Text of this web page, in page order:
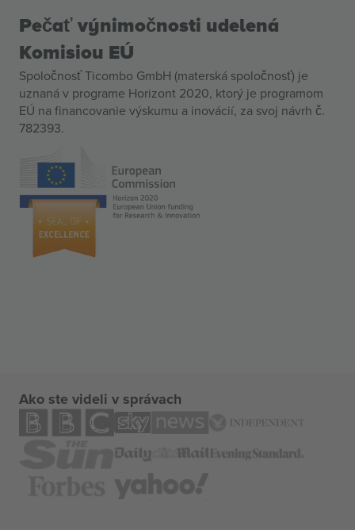
Pečať výnimočnosti udelená
Komisiou EÚ
Spoločnosť Ticombo GmbH (materská spoločnosť) je
uznaná v programe Horizont 2020, ktorý je programom
EÚ na financovanie výskumu a inovácií, za svoj návrh č.
782393.
Ako ste videli v správach